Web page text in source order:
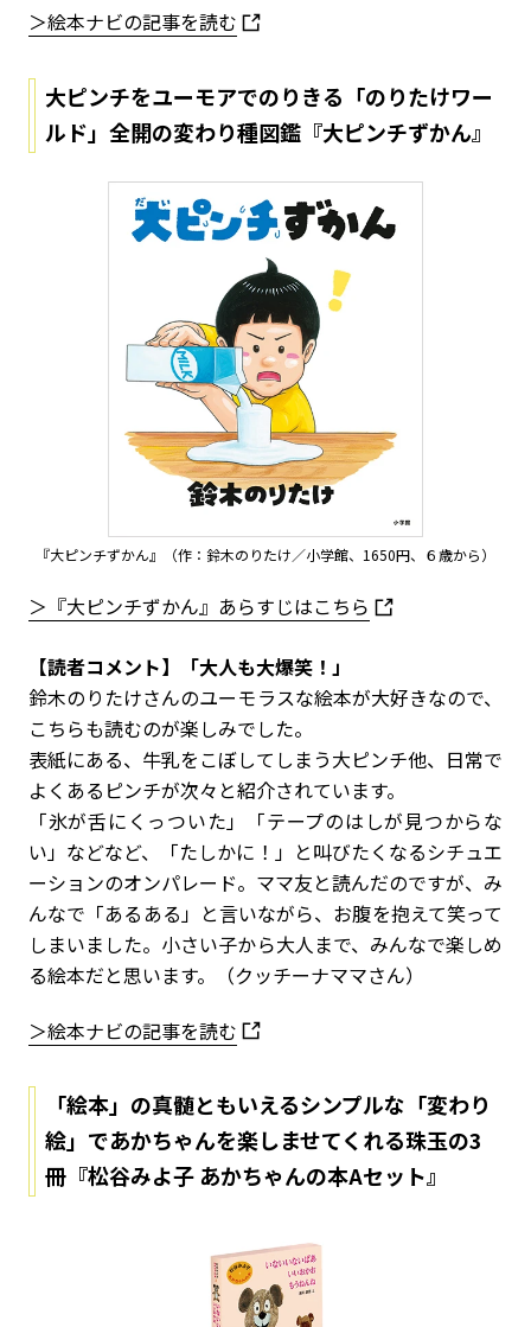
＞絵本ナビの記事を読む
大ピンチをユーモアでのりきる「のりたけワー
ルド」全開の変わり種図鑑『大ピンチずかん』
『大ピンチずかん』（作：鈴木のりたけ／小学館、1650円、６歳から）
＞『大ピンチずかん』あらすじはこちら
【読者コメント】「大人も大爆笑！」
鈴木のりたけさんのユーモラスな絵本が大好きなので、
こちらも読むのが楽しみでした。
表紙にある、牛乳をこぼしてしまう大ピンチ他、日常で
よくあるピンチが次々と紹介されています。
「氷が舌にくっついた」「テープのはしが見つからな
い」などなど、「たしかに！」と叫びたくなるシチュエ
ーションのオンパレード。ママ友と読んだのですが、み
んなで「あるある」と言いながら、お腹を抱えて笑って
しまいました。小さい子から大人まで、みんなで楽しめ
る絵本だと思います。（クッチーナママさん）
＞絵本ナビの記事を読む
「絵本」の真髄ともいえるシンプルな「変わり
絵」であかちゃんを楽しませてくれる珠玉の3
冊『松谷みよ子 あかちゃんの本Aセット』